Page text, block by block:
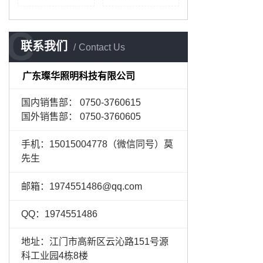
联系我们 Contact Us
C
广东璨华照明科技有限公司
国内销售部： 0750-3760615
国外销售部： 0750-3760605
手机：15015004778（微信同号）莫
先生
邮箱：1974551486@qq.com
QQ：1974551486
地址：江门市高新区云沁路151号源
科工业园4栋8楼